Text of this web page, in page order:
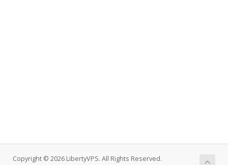
Copyright © 2026 LibertyVPS. All Rights Reserved.